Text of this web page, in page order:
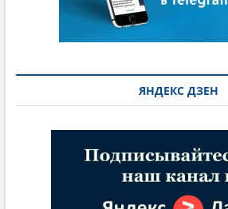
ЯНДЕКС ДЗЕН